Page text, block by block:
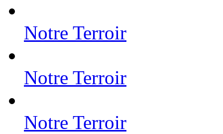
Notre Terroir
Notre Terroir
Notre Terroir